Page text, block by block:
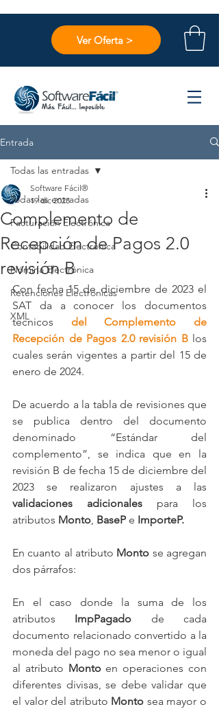
Ver Oferta >
Entrada
Todas las entradas
Facturación Electrónica
Contabilidad Electrónica
Nómina Electrónica
Retenciones Electrónicas
XML
Todas las entradas
Complemento de
Recepción de Pagos 2.0
revisión B
Software Fácil®
19 dic 2023
Con fecha 15 de diciembre de 2023 el
SAT da a conocer los documentos
técnicos del Complemento de
Recepción de Pagos 2.0 revisión B los
cuales serán vigentes a partir del 15 de
enero de 2024.
De acuerdo a la tabla de revisiones que
se publica dentro del documento
denominado “Estándar del
complemento”, se indica que en la
revisión B de fecha 15 de diciembre del
validaciones adicionales para los
atributos Monto, BaseP e ImporteP.
En cuanto al atributo Monto se agregan
dos párrafos:
En el caso donde la suma de los
atributos ImpPagado de cada
documento relacionado convertido a la
moneda del pago no sea menor o igual
al atributo Monto en operaciones con
diferentes divisas, se debe validar que
el valor del atributo Monto sea mayor o